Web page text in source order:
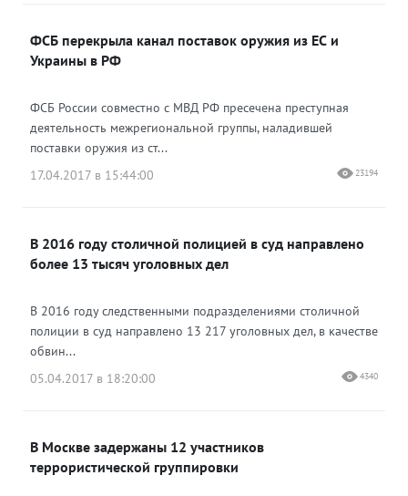
ФСБ перекрыла канал поставок оружия из ЕС и
Украины в РФ
ФСБ России совместно с МВД РФ пресечена преступная
деятельность межрегиональной группы, наладившей
поставки оружия из ст...
17.04.2017 в 15:44:00
23194
В 2016 году столичной полицией в суд направлено
более 13 тысяч уголовных дел
В 2016 году следственными подразделениями столичной
полиции в суд направлено 13 217 уголовных дел, в качестве
обвин...
05.04.2017 в 18:20:00
4340
В Москве задержаны 12 участников
террористической группировки